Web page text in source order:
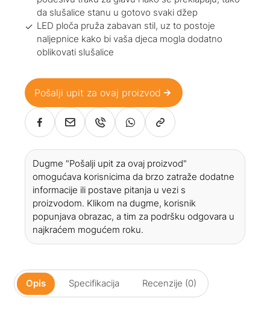
da slušalice stanu u gotovo svaki džep
LED ploča pruža zabavan stil, uz to postoje
naljepnice kako bi vaša djeca mogla dodatno
oblikovati slušalice
Pošalji upit za ovaj proizvod
Dugme "Pošalji upit za ovaj proizvod"
omogućava korisnicima da brzo zatraže dodatne
informacije ili postave pitanja u vezi s
proizvodom. Klikom na dugme, korisnik
popunjava obrazac, a tim za podršku odgovara u
najkraćem mogućem roku.
Opis Specifikacija Recenzije (0)